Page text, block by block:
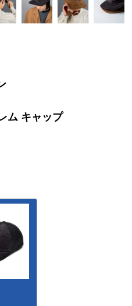
ム キャップ